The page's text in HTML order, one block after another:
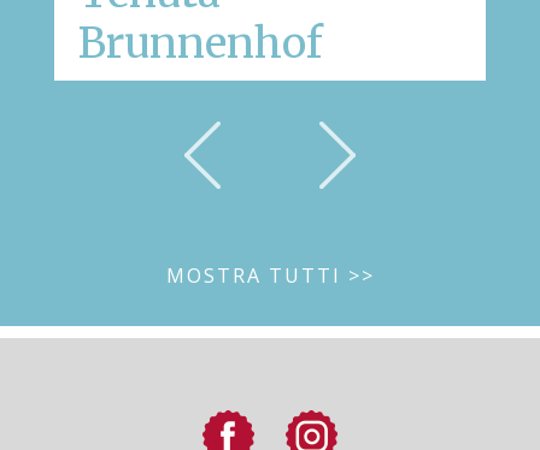
Brunnenhof
MOSTRA TUTTI >>